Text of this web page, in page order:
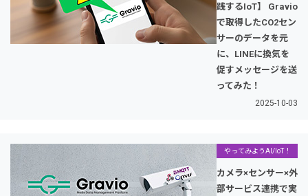
践するIoT】 Gravio
で取得したCO2セン
サーのデータを元
に、LINEに換気を
促すメッセージを送
ってみた！
2025-10-03
やってみようAI/IoT！
カメラ×センサー×外
部サービス連携で実